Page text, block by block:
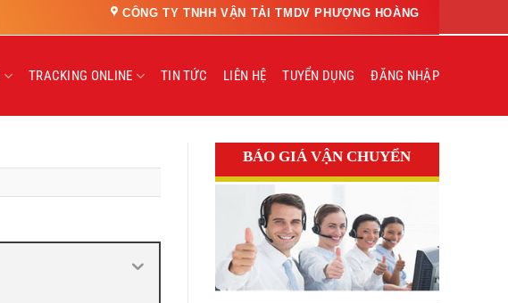
CÔNG TY TNHH VẬN TẢI TMDV PHƯỢNG HOÀNG
TRACKING ONLINE TIN TỨC LIÊN HỆ TUYỂN DỤNG ĐĂNG NHẬP
BÁO GIÁ VẬN CHUYỂN